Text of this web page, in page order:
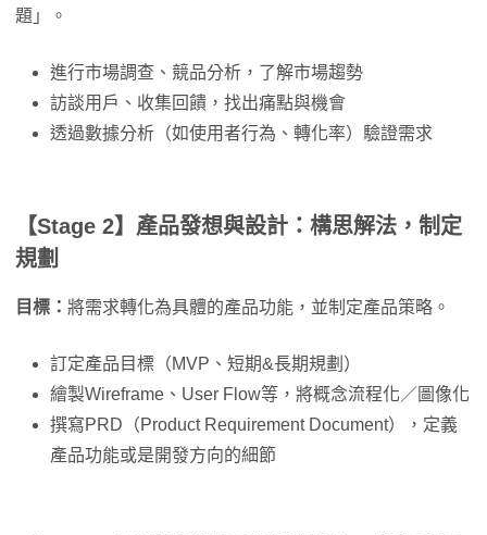
題」。
進行市場調查、競品分析，了解市場趨勢
訪談用戶、收集回饋，找出痛點與機會
透過數據分析（如使用者行為、轉化率）驗證需求
【Stage 2】產品發想與設計：構思解法，制定
規劃
目標： 將需求轉化為具體的產品功能，並制定產品策略。
訂定產品目標（MVP、短期&長期規劃）
繪製Wireframe、User Flow等，將概念流程化／圖像化
撰寫PRD（Product Requirement Document），定義
產品功能或是開發方向的細節